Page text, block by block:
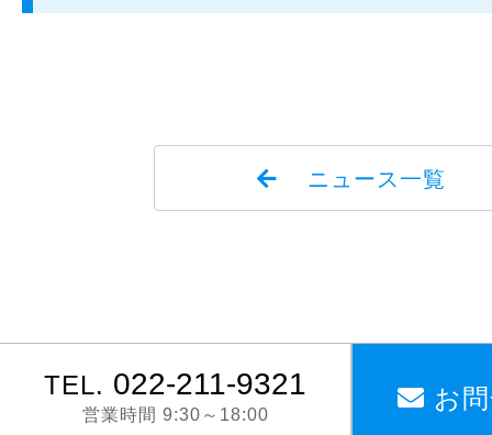
ニュース一覧
TEL. 022-211-9321
営業時間 9:30～18:00
お